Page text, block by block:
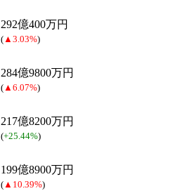
292億400万円
(▲3.03%)
284億9800万円
(▲6.07%)
217億8200万円
(+25.44%)
199億8900万円
(▲10.39%)